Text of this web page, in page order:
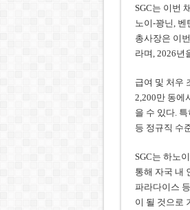
SGC는 이번
노이-꽝닌, 벤
총사장은 이
라며, 2026년
급여 및 처우
2,200만 동에
을 수 있다.
등 정규직 수
SGC는 하노
통해 자국 내
파라다이스
이 될 것으로